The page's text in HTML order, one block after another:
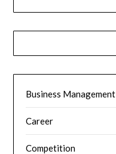
Business Management
Career
Competition